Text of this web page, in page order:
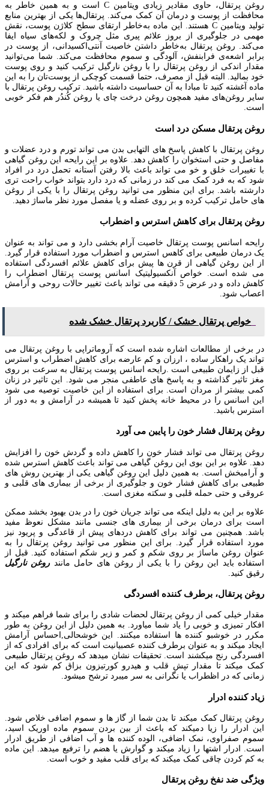
روغن پرتقال، حاوی مقادیر زیادی ویتامین C است و به همین خاطر به
محافظت از پوست و درمان آن کمک می‌کند. پرتقال‌ها یکی از بهترین منابع
تولید ویتامین C هستند. این ماده به‌خاطر ارتقای سطح کلاژن پوست، نقش
مهمی در جلوگیری از بروز علائم پیری مثل چروک‌ و لکه‌های سیاه ایفا
می‌کند. روغن پرتقال به‌خاطر داشتن خاصیت آنتی‌اکسیدانی، از پوست در
برابر اشعه‌ی فرابنفش، آلودگی و سموم محافظت می‌کند. شما می‌توانید
مقدار اندکی از روغن پرتقال را با روغن نارگیل ترکیب کنید و روی پوست
خود بمالید. البته قبل از مصرف، حتما قسمت کوچکی از پوست‌تان را به این
ماده آغشته کنید تا مبادا به آن حساسیت داشته باشید. ترکیب روغن پرتقال با
سایر روغن‌های مفید همچون روغن درخت چای یا روغن کُندُر هم فکر خوبی
است.
روغن پرتقال مسکن درد است
روغن پرتقال با کاهش پاسخ های التهابی بدن می تواند تورم و درد عضلات و
مفاصل و حتی استخوان را کاهش دهد. علاوه بر این رایحه این روغن گیاهی
با تغییرات خلق و خو می تواند باعث بالا رفتن آستانه تحمل درد در افراد
شود که به فرد کمک می کند در زمانی که درد دارد بتواند خواب راحت تری
دارشته باشد. برای این منظور می توانید روغن پرتقال را با یکی از روغن
های حامل ترکیب کرده و بر روی عضله و یا مفصل مورد نظر ماساژ دهید.
روغن پرتقال برای کاهش استرس و اضطراب
رایحه اسانس پوست پرتقال خاصیت آرام بخشی دارد و می تواند به عنوان
یک درمان طبیعی برای کاهس استرس و اضطراب مورد استفاده قرار گیرد.
از این روغن گیاهی از قرن ها پیش برای کاهش علائم افسردگی استفاده
می شده است. خواص آنکسیولیتیک اسانس پوست پرتقال اضطراب را
کاهش داده و در عرض 5 دقیقه می تواند باعث تغییر حالات روحی و آرامش
اعصاب شود.
خواص پرتقال خشک / کاربرد پرتقال خشک شده
در برخی از مطالعات اشاره شده است که آروماتراپی با روغن پرتقال می
تواند یک راهکار ساده ، ارزان و کم عارضه برای کاهش اضطراب و استرس
قبل از زایمان طبیعی است .رایحه اسانس پوست پرتقال به سرعت بر روی
مغز تاثیر گذاشته و به پاسخ های عاطفی منجر می شود. این تاثیر در زنان
کمی بیشتر از مردان است. برای استفاده از این خاصیت توصیه می شود
این اسانس را در محیط خانه پخش کنید تا همیشه در آرامش و به دور از
استرس باشید.
روغن پرتقال فشار خون را پایین می آورد
روغن پرتقال می تواند فشار خون را کاهش داده و گردش خون را افزایش
دهد. علاوه بر این بوی این روغن گیاهی می تواند باعث کاهش استرس شده
و آرامبخش است. به همین دلیل این روغن گیاهی یکی از بهترین روش های
طبیعی برای کاهش فشار خون و جلوگیری از برخی از بیماری های قلبی و
عروقی و حتی حمله قلبی و سکته مغزی است.
علاوه بر این به دلیل اینکه می تواند جریان خون را در بدن بهبود بخشد ممکن
است برای درمان برخی از بیماری های جنسی مانند مشکل نعوظ مفید
باشد. همچنین می تواند برای کاهش دردهای پیش از قاعدگی و پریود نیز
مورد استفاده قرار گیرد. برای این منظور می توانید روغن پرتقال را به
عنوان روغن ماساژ بر روی شکم و کمر و زیر شکم استفاده کنید. قبل از
استفاده باید این روغن را با یکی از روغن های حامل مانند روغن نارگیل
رقیق کنید.
روغن پرتقال، برطرف کننده افسردگی
مقدار خیلی کمی از روغن پرتقال لحضات شادی را برای شما فراهم میکند و
افکار تمیزی و خوبی را یاد شما میاورد. به همین دلیل از این روغن به طور
مکرر در خوشبو کننده ها استفاده میکنند. این خوشحالی,احساس آرامش
ایجاد میکند و به عنوان برطرف کننده عصبیانیت است که برای افرادی که از
افسردگی رنج میکشند است. تحقیقات نشان میدهد که روغن پرتقال طبیعی
کمک میکند تا مقدار تپش قلب و هیدرو کورتیزون بزاق کم شود که این
زمانی که در اظطراب یا نگرانی به سر میبرد ترشح میشود.
زیاد کننده ادرار
روغن پرتقال کمک میکند تا بدن شما از گاز ها و سموم اضافی خلاص شود.
این ادرار را زیا دمیکند که باعث از بین بردن سموم ماده اوریک اسید،
سموم صفراوی، نمک اضافی، الوده کننده ها و آب اضافی از طریق ادرار
است. ادرار اشتها را زیاد میکند و گوارش یا هضم را ترفیع میدهد. این ماده
به کم کردن چاقی کمک میکند که برای قلب مفید و خوب است.
ویژگی ضد نفخ روغن پرتقال